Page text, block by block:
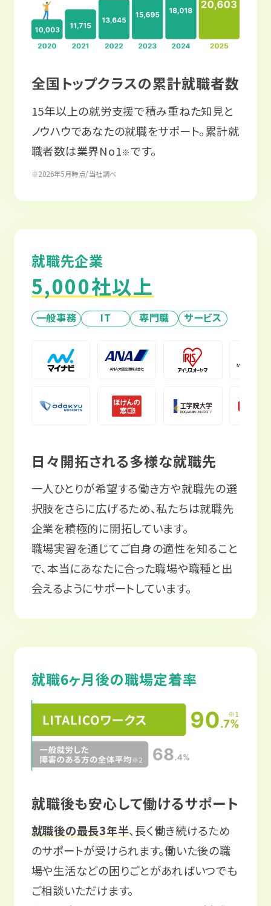
全国トップクラスの累計就職者数
15年以上の就労支援で積み重ねた知見と
ノウハウであなたの就職をサポート。累計就
職者数は業界No1※です。
※2026年5月時点/当社調べ
就職先企業
5,000社以上
一般事務 IT 専門職 サービス
日々開拓される多様な就職先
一人ひとりが希望する働き方や就職先の選
択肢をさらに広げるため、私たちは就職先
企業を積極的に開拓しています。
職場実習を通じてご自身の適性を知ること
で、本当にあなたに合った職場や職種と出
会えるようにサポートしています。
就職6ヶ月後の職場定着率
就職後も安心して働けるサポート
就職後の最長3年半、長く働き続けるため
のサポートが受けられます。働いた後の職
場や生活などの困りごとがあればいつでも
ご相談いただけます。